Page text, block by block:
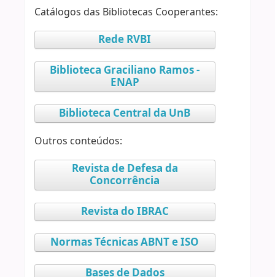
Catálogos das Bibliotecas Cooperantes:
Rede RVBI
Biblioteca Graciliano Ramos -
ENAP
Biblioteca Central da UnB
Outros conteúdos:
Revista de Defesa da
Concorrência
Revista do IBRAC
Normas Técnicas ABNT e ISO
Bases de Dados